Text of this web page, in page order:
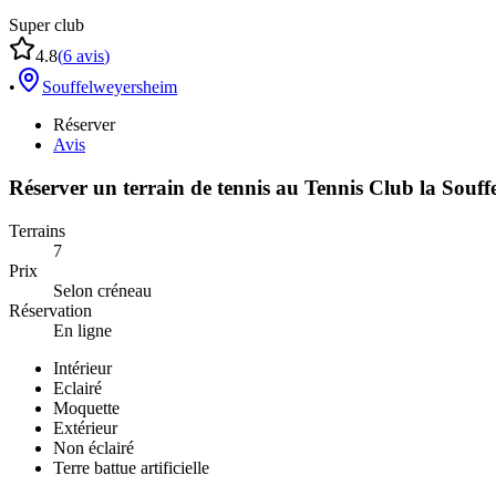
Super club
4.8(6 avis)
•
Souffelweyersheim
Réserver
Avis
Réserver un terrain de tennis au Tennis Club la
Terrains
7
Prix
Selon créneau
Réservation
En ligne
Intérieur
Eclairé
Moquette
Extérieur
Non éclairé
Terre battue artificielle